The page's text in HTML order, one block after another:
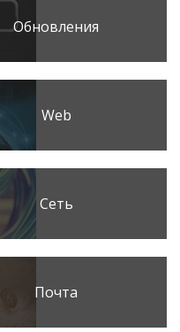
Обновления
Web
Сеть
Почта